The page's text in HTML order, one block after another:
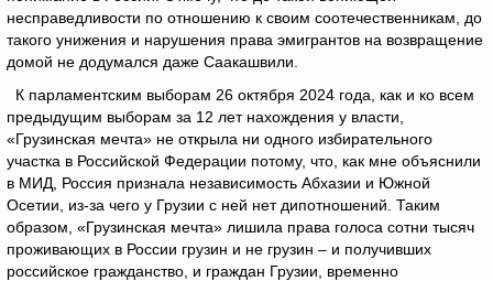
несправедливости по отношению к своим соотечественникам, до
такого унижения и нарушения права эмигрантов на возвращение
домой не додумался даже Саакашвили.
К парламентским выборам 26 октября 2024 года, как и ко всем
предыдущим выборам за 12 лет нахождения у власти,
«Грузинская мечта» не открыла ни одного избирательного
участка в Российской Федерации потому, что, как мне объяснили
в МИД, Россия признала независимость Абхазии и Южной
Осетии, из-за чего у Грузии с ней нет дипотношений. Таким
образом, «Грузинская мечта» лишила права голоса сотни тысяч
проживающих в России грузин и не грузин – и получивших
российское гражданство, и граждан Грузии, временно